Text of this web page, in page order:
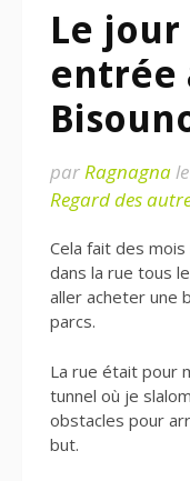
Le
entrée
parRagnagnale
Regard des
Cela fait des
dans la rue tous
aller acheter une
parcs.
La rue était pour
tunnel où je
obstacles pour
but.